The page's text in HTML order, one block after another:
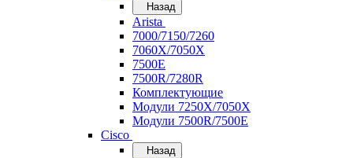
Назад
Arista
7000/7150/7260
7060X/7050X
7500E
7500R/7280R
Комплектующие
Модули 7250X/7050X
Модули 7500R/7500E
Cisco
Назад